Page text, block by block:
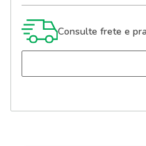
Consulte frete e